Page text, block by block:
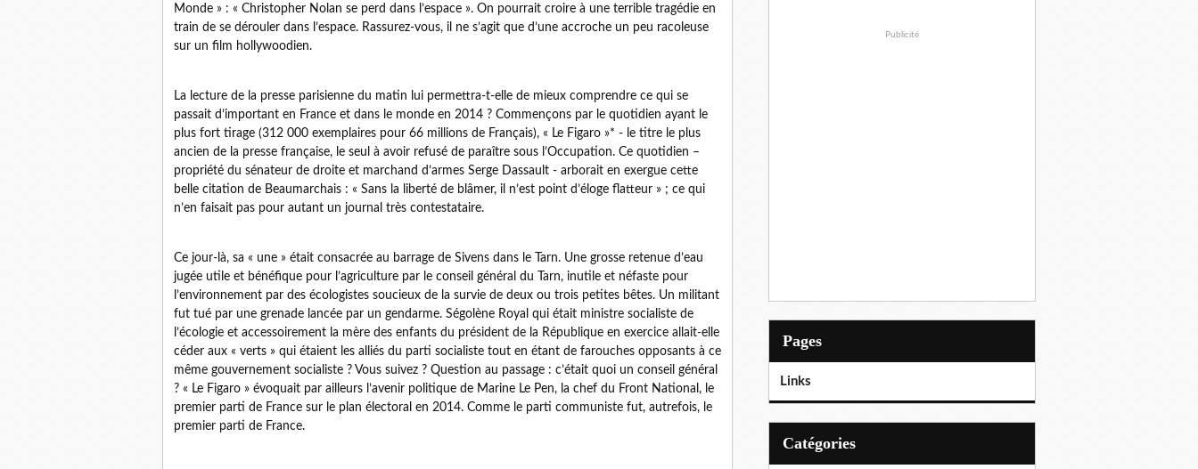
Monde » : « Christopher Nolan se perd dans l’espace ». On pourrait croire à une terrible tragédie en
train de se dérouler dans l’espace. Rassurez-vous, il ne s’agit que d’une accroche un peu racoleuse
sur un film hollywoodien.
La lecture de la presse parisienne du matin lui permettra-t-elle de mieux comprendre ce qui se
passait d’important en France et dans le monde en 2014 ? Commençons par le quotidien ayant le
plus fort tirage (312 000 exemplaires pour 66 millions de Français), « Le Figaro »* - le titre le plus
ancien de la presse française, le seul à avoir refusé de paraître sous l’Occupation. Ce quotidien –
propriété du sénateur de droite et marchand d’armes Serge Dassault - arborait en exergue cette
belle citation de Beaumarchais : « Sans la liberté de blâmer, il n’est point d’éloge flatteur » ; ce qui
n’en faisait pas pour autant un journal très contestataire.
Ce jour-là, sa « une » était consacrée au barrage de Sivens dans le Tarn. Une grosse retenue d’eau
jugée utile et bénéfique pour l’agriculture par le conseil général du Tarn, inutile et néfaste pour
l’environnement par des écologistes soucieux de la survie de deux ou trois petites bêtes. Un militant
fut tué par une grenade lancée par un gendarme. Ségolène Royal qui était ministre socialiste de
l’écologie et accessoirement la mère des enfants du président de la République en exercice allait-elle
céder aux « verts » qui étaient les alliés du parti socialiste tout en étant de farouches opposants à ce
même gouvernement socialiste ? Vous suivez ? Question au passage : c’était quoi un conseil général
? « Le Figaro » évoquait par ailleurs l’avenir politique de Marine Le Pen, la chef du Front National, le
premier parti de France sur le plan électoral en 2014. Comme le parti communiste fut, autrefois, le
premier parti de France.
Publicité
Pages
Links
Catégories